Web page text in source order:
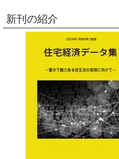
新刊の紹介